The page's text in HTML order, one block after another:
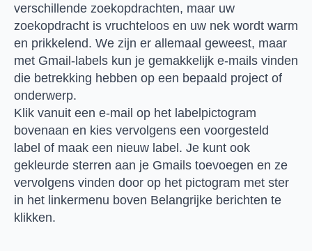
verschillende zoekopdrachten, maar uw
zoekopdracht is vruchteloos en uw nek wordt warm
en prikkelend. We zijn er allemaal geweest, maar
met Gmail-labels kun je gemakkelijk e-mails vinden
die betrekking hebben op een bepaald project of
onderwerp.
Klik vanuit een e-mail op het labelpictogram
bovenaan en kies vervolgens een voorgesteld
label of maak een nieuw label. Je kunt ook
gekleurde sterren aan je Gmails toevoegen en ze
vervolgens vinden door op het pictogram met ster
in het linkermenu boven Belangrijke berichten te
klikken.